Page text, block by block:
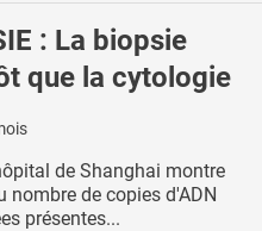
: La biopsie
que la cytologie
de Shanghai montre
nombre de copies d'ADN
présentes...